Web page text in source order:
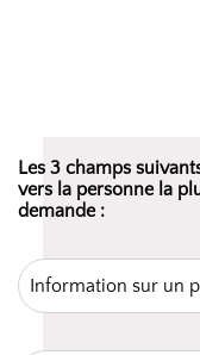
Les 3 champs
vers la personne la
demande :